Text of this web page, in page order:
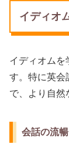
イディオ
イディオムを
す。特に英会
で、より自然
会話の流